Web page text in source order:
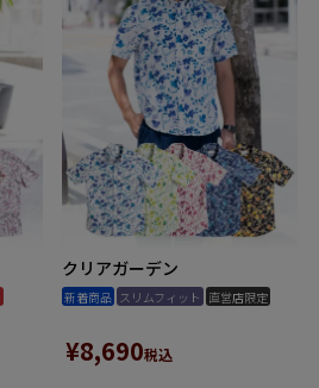
クリアガーデン
新着商品 スリムフィット 直営店限定
¥8,690税込